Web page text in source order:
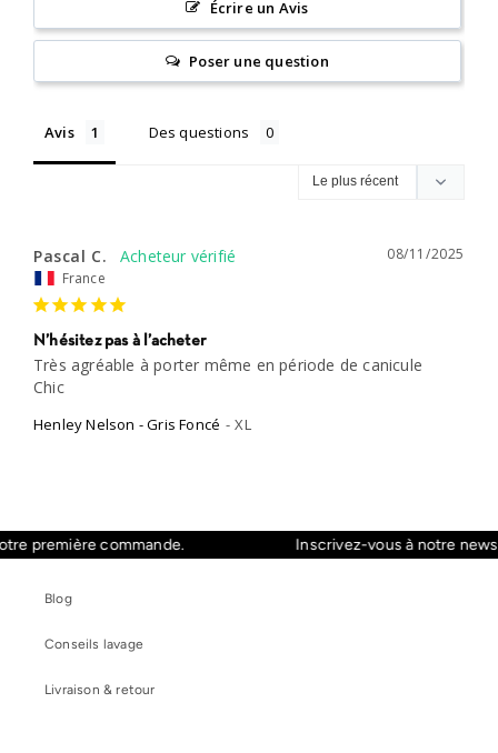
Écrire un Avis
Poser une question
Avis Des questions
08/11/2025
Pascal C.
France
N’hésitez pas à l’acheter
Très agréable à porter même en période de canicule
Chic
Henley Nelson - Gris Foncé XL
première commande. Inscrivez-vous à notre
Blog
Conseils lavage
Livraison & retour